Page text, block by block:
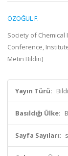
ÖZOĞUL F.
Society of
Conference,
Metin Bildiri)
Yayın Türü:
Basıldığı Ülke:
Sayfa Sayıları: